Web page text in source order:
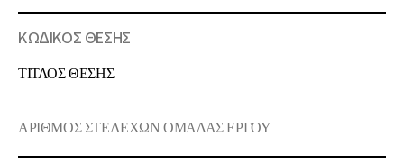
ΚΩΔΙΚΟΣ ΘΕΣΗΣ
ΤΙΤΛΟΣ ΘΕΣΗΣ
ΑΡΙΘΜΟΣ ΣΤΕΛΕΧΩΝ ΟΜΑΔΑΣ ΕΡΓΟΥ